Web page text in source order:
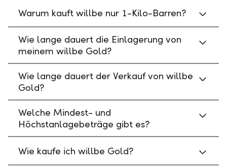
Warum kauft willbe nur 1-Kilo-Barren?
Wie lange dauert die Einlagerung von
meinem willbe Gold?
Wie lange dauert der Verkauf von willbe
Gold?
Welche Mindest- und
Höchstanlagebeträge gibt es?
Wie kaufe ich willbe Gold?